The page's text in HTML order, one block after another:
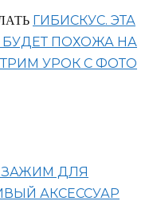
ГИБИСКУС. ЭТА
ПОХОЖА НА
УРОК С ФОТО
ЗАЖИМ ДЛЯ
АКСЕССУАР